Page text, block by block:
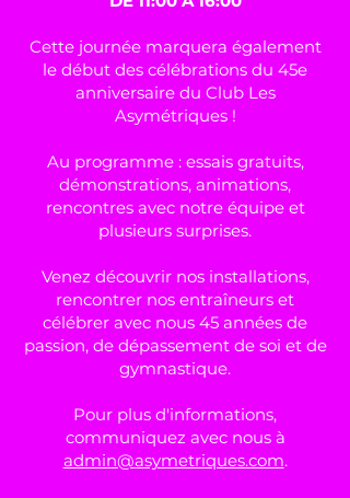
Cette journée marquera également
le début des célébrations du 45e
anniversaire du Club Les
Asymétriques !
Au programme : essais gratuits,
démonstrations, animations,
rencontres avec notre équipe et
plusieurs surprises.
Venez découvrir nos installations,
rencontrer nos entraîneurs et
célébrer avec nous 45 années de
passion, de dépassement de soi et de
gymnastique.
Pour plus d'informations,
communiquez avec nous à
admin@asymetriques.com.